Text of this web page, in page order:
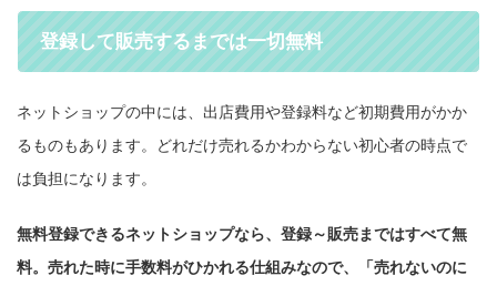
登録して販売するまでは一切無料
ネットショップの中には、出店費用や登録料など初期費用がかか
るものもあります。どれだけ売れるかわからない初心者の時点で
は負担になります。
無料登録できるネットショップなら、登録～販売まではすべて無
料。売れた時に手数料がひかれる仕組みなので、「売れないのに